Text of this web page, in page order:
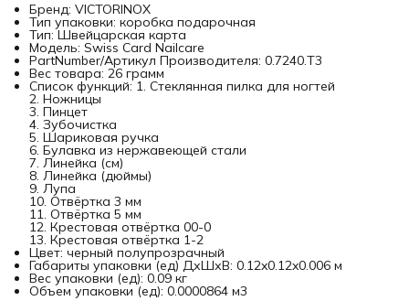
Бренд: VICTORINOX
Тип упаковки: коробка подарочная
Тип: Швейцарская карта
Модель: Swiss Card Nailcare
PartNumber/Артикул Производителя: 0.7240.T3
Вес товара: 26 грамм
Список функций: 1. Стеклянная пилка для ногтей
2. Ножницы
3. Пинцет
4. Зубочистка
5. Шариковая ручка
6. Булавка из нержавеющей стали
7. Линейка (см)
8. Линейка (дюймы)
9. Лупа
10. Отвёртка 3 мм
11. Отвёртка 5 мм
12. Крестовая отвёртка 00-0
13. Крестовая отвёртка 1-2
Цвет: черный полупрозрачный
Габариты упаковки (ед) ДхШхВ: 0.12x0.12x0.006 м
Вес упаковки (ед): 0.09 кг
Объем упаковки (ед): 0.0000864 м3